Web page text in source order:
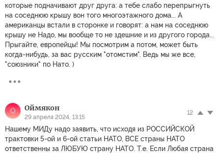
которые подначивают друг друга: а тебе слабо перепрыгнуть
на соседнюю крышу вон того многоэтажного дома... А
американцы встали в сторонке и говорят: а нам на соседнюю
крышу не Надо, мы вообще то не здешние и из другого города...
Прыгайте, европейцы! Мы посмотрим а потом, может быть
когда-нибудь, за вас русским "отомстим". Ведь мы же все,
"союзники" по Нато. )
О Оймякон
29 апреля 2024, 13:15
12
Нашему МИДу надо заявить, что исходя из РОССИЙСКОЙ
трактовки 5-ой и 6-ой статьи НАТО, ВСЕ страны НАТО
ответственны за ЛЮБУЮ страну НАТО. Т.е. Если Любая страна